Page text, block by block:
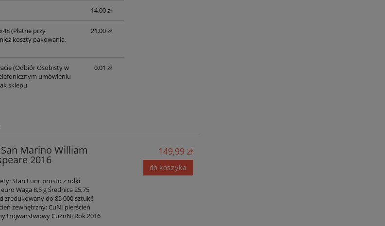
14,00 zł
(Płatne przy
koszty pakowania,
21,00 zł
(Odbiór Osobisty w
umówieniu
sklepu
0,01 zł
Marino William
2016
Stan I unc prosto z rolki
Waga 8,5 g Średnica 25,75
zredukowany do 85 000 sztuk!!
zewnętrzny: CuNI pierścień
trójwarstwowy CuZnNi Rok 2016
149,99 zł
do koszyka